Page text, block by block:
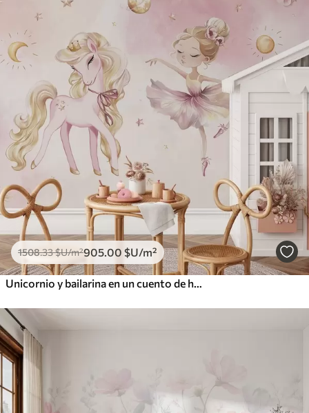
1508.33$U/m²905 .00 $U/m²